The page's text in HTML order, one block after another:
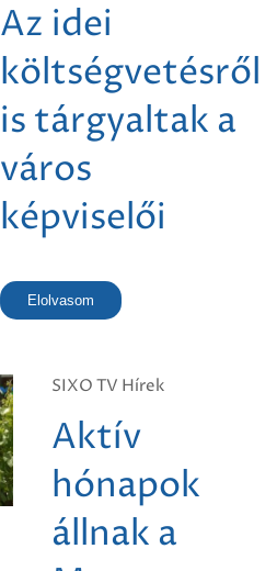
Az idei
költségvetésről
is tárgyaltak a
város
képviselői
Elolvasom
SIXO TV Hírek
Aktív
hónapok
állnak a